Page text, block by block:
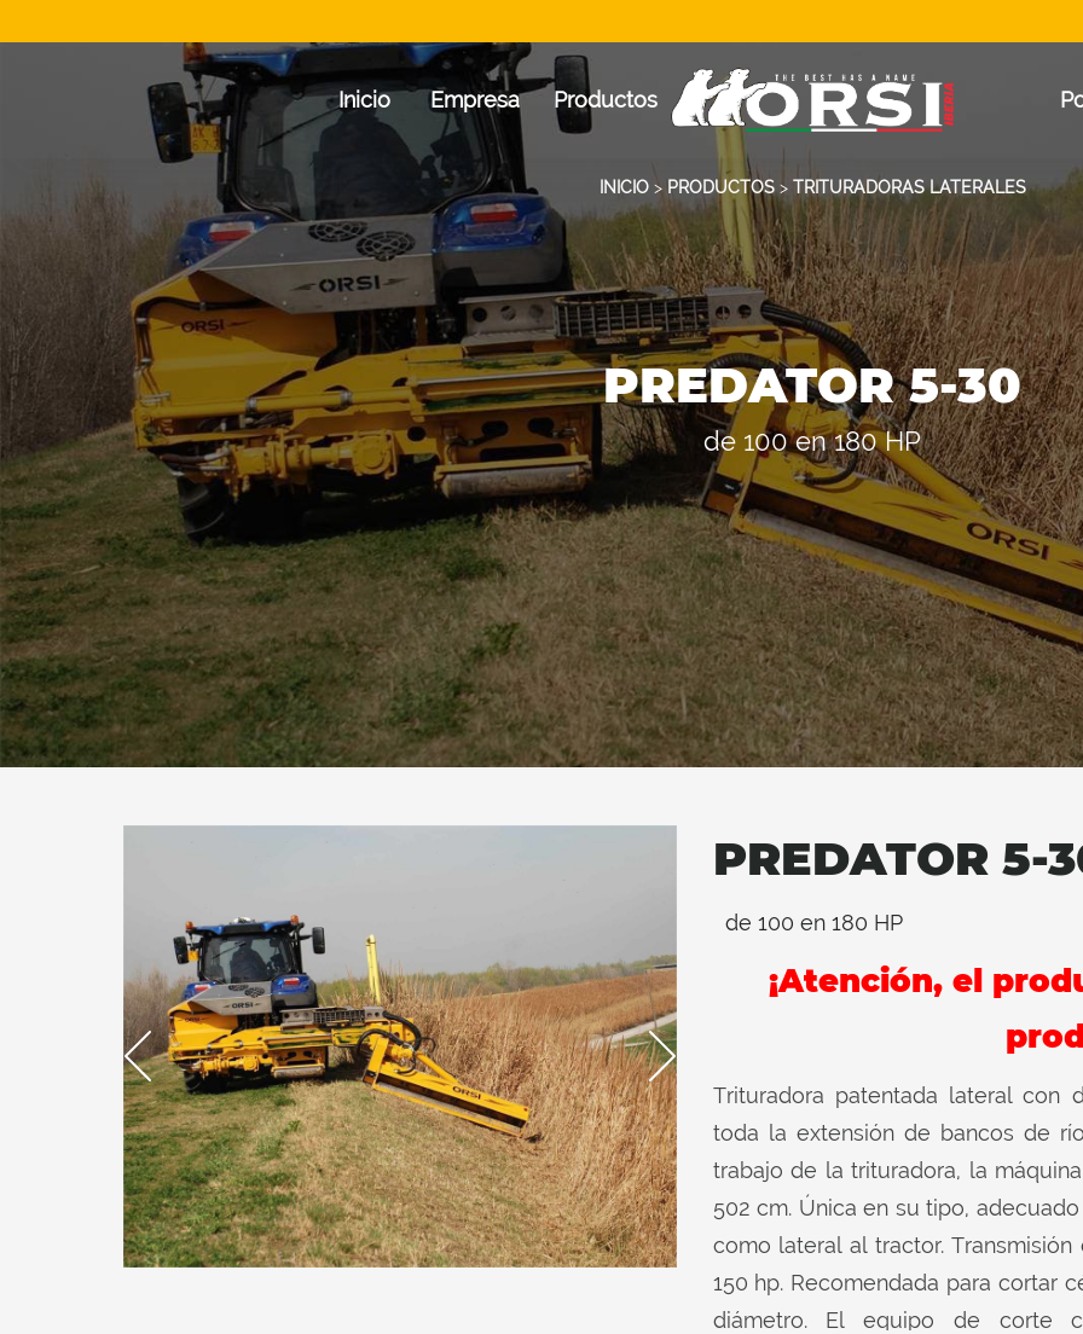
Inicio Empresa Productos
INICIO> PRODUCTOS> TRITURADORAS LATERALES
PREDATOR 5-30
de 100 en 180 HP
PREDATOR 5-
de 100 en 180 HP
¡Atención, el
Trituradora patentada lateral con
toda la extensión de bancos de
trabajo de la trituradora, la
502 cm. Única en su tipo,
como lateral al tractor.
150 hp. Recomendada para cortar
diámetro. El equipo de corte